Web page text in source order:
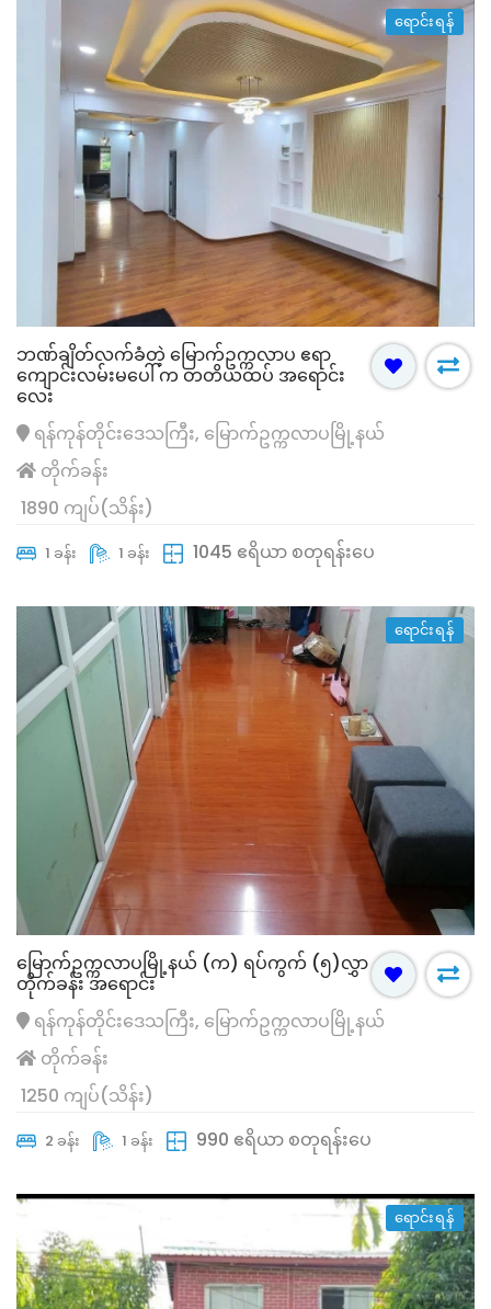
ရောင်းရန်
ဘဏ်ချိတ်လက်ခံတဲ့ မြောက်ဥက္ကလာပ ဧရာ
ကျောင်းလမ်းမပေါ် က တတိယထပ် အရောင်း
လေး ​​​​​​​
ရန်ကုန်တိုင်းဒေသကြီး, မြောက်ဥက္ကလာပမြို့နယ်
တိုက်ခန်း
1890 ကျပ်(သိန်း)
1 ခန်း 1 ခန်း 1045 ဧရိယာ စတုရန်းပေ
ရောင်းရန်
မြောက်ဥက္ကလာပမြို့နယ် (က) ရပ်ကွက် (၅)လွှာ
တိုက်ခန်း အရောင်း
ရန်ကုန်တိုင်းဒေသကြီး, မြောက်ဥက္ကလာပမြို့နယ်
တိုက်ခန်း
1250 ကျပ်(သိန်း)
2 ခန်း 1 ခန်း 990 ဧရိယာ စတုရန်းပေ
ရောင်းရန်